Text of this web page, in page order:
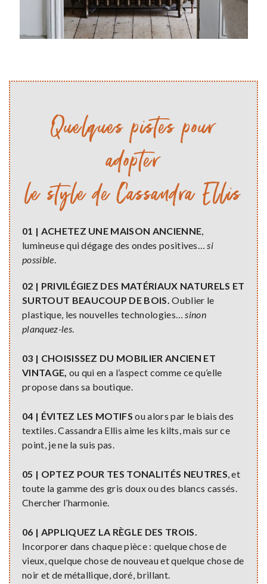
Quelques pistes pour
adopter
le style de Cassandra Ellis
01 | ACHETEZ UNE MAISON ANCIENNE,
lumineuse qui dégage des ondes positives…si
possible.
02 | PRIVILÉGIEZ DES MATÉRIAUX NATURELS ET
SURTOUT BEAUCOUP DE BOIS. Oublier le
plastique, les nouvelles technologies…sinon
planquez-les.
03 | CHOISISSEZ DU MOBILIER ANCIEN ET
VINTAGE, ou qui en a l’aspect comme ce qu’elle
propose dans sa boutique.
04 | ÉVITEZ LES MOTIFS ou alors par le biais des
textiles. Cassandra Ellis aime les kilts, mais sur ce
point, je ne la suis pas.
05 | OPTEZ POUR TES TONALITÉS NEUTRES, et
toute la gamme des gris doux ou des blancs cassés.
Chercher l’harmonie.
06 | APPLIQUEZ LA RÈGLE DES TROIS.
Incorporer dans chaque pièce : quelque chose de
vieux, quelque chose de nouveau et quelque chose de
noir et de métallique, doré, brillant.